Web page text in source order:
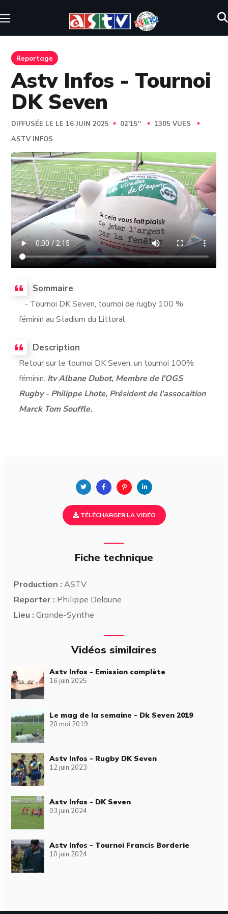
Reportage
Astv Infos - Tournoi
DK Seven
DIFFUSÉE LE LE 16 JUIN 2025 02'15''
1305 VUES
ASTV INFOS
Sommaire
- Tournoi DK Seven, tournoi de rugby 100 %
féminin au Stadium du Littoral
Description
Retour sur le tournoi DK Seven, un tournoi 100%
féminin. Itv Albane Dubot, Membre de l'OGS
Rugby - Philippe Lhote, Président de l'assocaition
Marck Tom Souffle.
TÉLÉCHARGER LA VIDÉO
Fiche technique
Production : ASTV
Reporter : Philippe Delaune
Lieu : Grande-Synthe
Vidéos similaires
Astv Infos - Emission complète
16 juin 2025
Le mag de la semaine - Dk Seven 2019
20 mai 2019
Astv Infos - Rugby DK Seven
12 juin 2023
Astv Infos - DK Seven
03 juin 2024
Astv Infos - Tournoi Francis Borderie
10 juin 2024